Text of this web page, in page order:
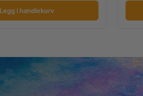
Legg i handlekurv